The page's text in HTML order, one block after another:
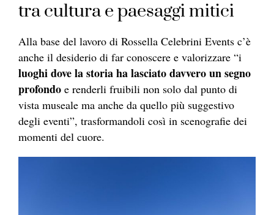
tra cultura e paesaggi mitici
Alla base del lavoro di Rossella Celebrini Events c’è
anche il desiderio di far conoscere e valorizzare “i
luoghi dove la storia ha lasciato davvero un segno
profondo e renderli fruibili non solo dal punto di
vista museale ma anche da quello più suggestivo
degli eventi”, trasformandoli così in scenografie dei
momenti del cuore.